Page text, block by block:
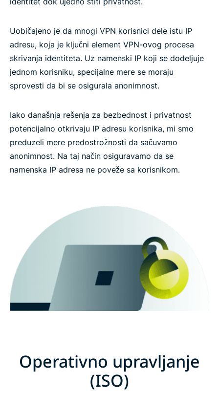
Uobičajeno je da mnogi VPN korisnici dele istu IP
adresu, koja je ključni element VPN-ovog procesa
skrivanja identiteta. Uz namenski IP koji se dodeljuje
jednom korisniku, specijalne mere se moraju
sprovesti da bi se osigurala anonimnost.
Iako današnja rešenja za bezbednost i privatnost
potencijalno otkrivaju IP adresu korisnika, mi smo
preduzeli mere predostrožnosti da sačuvamo
anonimnost. Na taj način osiguravamo da se
namenska IP adresa ne poveže sa korisnikom.
Operativno upravljanje
(ISO)